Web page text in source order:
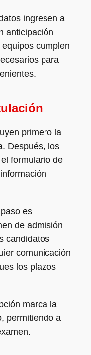
ingresen a
anticipación
cumplen
para
primero la
Después, los
formulario de
es
de admisión
candidatos
comunicación
los plazos
marca la
permitiendo a